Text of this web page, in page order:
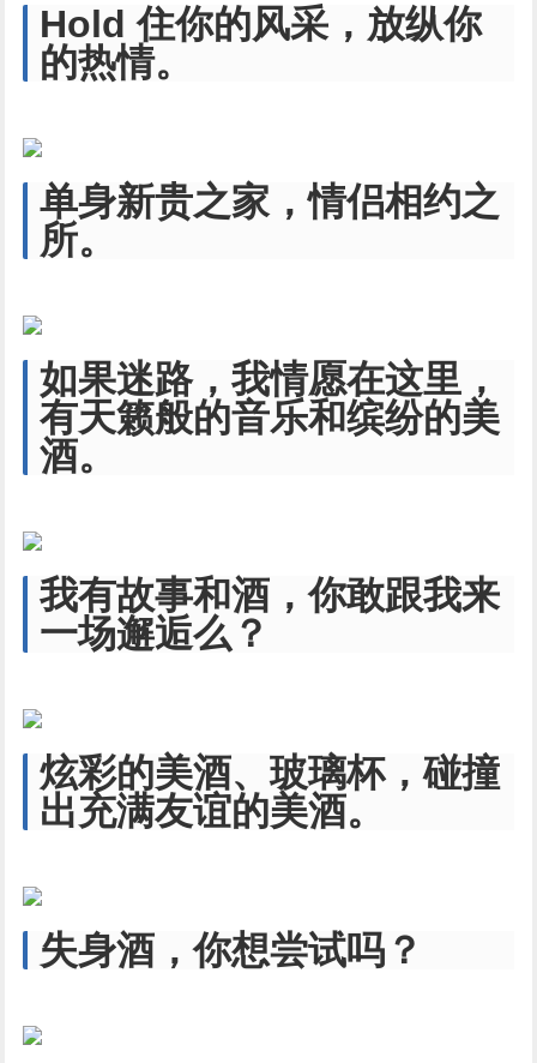
Hold 住你的风采，放纵你
的热情。
单身新贵之家，情侣相约之
所。
如果迷路，我情愿在这里，
有天籁般的音乐和缤纷的美
酒。
我有故事和酒，你敢跟我来
一场邂逅么？
炫彩的美酒、玻璃杯，碰撞
出充满友谊的美酒。
失身酒，你想尝试吗？